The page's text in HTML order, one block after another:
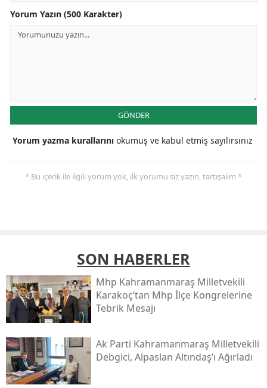
Yorum Yazın (500 Karakter)
GÖNDER
Yorum yazma kurallarını okumuş ve kabul etmiş sayılırsınız
* Bu içerik ile ilgili yorum yok, ilk yorumu siz yazın, tartışalım *
SON HABERLER
Mhp Kahramanmaraş Milletvekili
Karakoç’tan Mhp İlçe Kongrelerine
Tebrik Mesajı
Ak Parti Kahramanmaraş Milletvekili
Debgici, Alpaslan Altındaş’ı Ağırladı